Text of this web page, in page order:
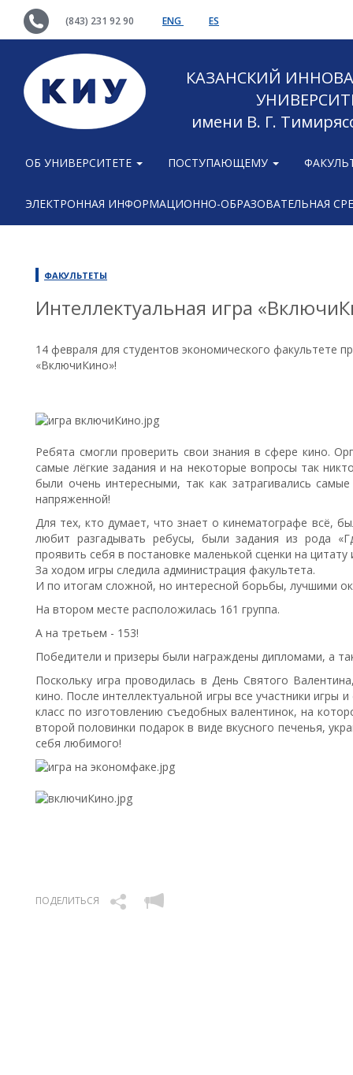
(843) 231 92 90 ENG ES
КАЗАНСКИЙ
имени В. Г.
ОБ УНИВЕРСИТЕТЕ ПОСТУПАЮЩЕМУ
ЭЛЕКТРОННАЯ ИНФОРМАЦИОННО-ОБРАЗОВАТЕЛЬНАЯ
ФАКУЛЬТЕТЫ
Интеллектуальная игра
14 февраля для студентов экономического факультете
«ВключиКино»!
Ребята смогли проверить свои знания в сфере кино.
самые лёгкие задания и на некоторые вопросы так
были очень интересными, так как затрагивались
напряженной!
Для тех, кто думает, что знает о кинематографе всё,
любит разгадывать ребусы, были задания из рода
проявить себя в постановке маленькой сценки на
За ходом игры следила администрация факультета.
И по итогам сложной, но интересной борьбы, лучшими
На втором месте расположилась 161 группа.
А на третьем - 153!
Победители и призеры были награждены дипломами, а
Поскольку игра проводилась в День Святого
кино. После интеллектуальной игры все участники
класс по изготовлению съедобных валентинок, на
второй половинки подарок в виде вкусного печенья,
себя любимого!
ПОДЕЛИТЬСЯ